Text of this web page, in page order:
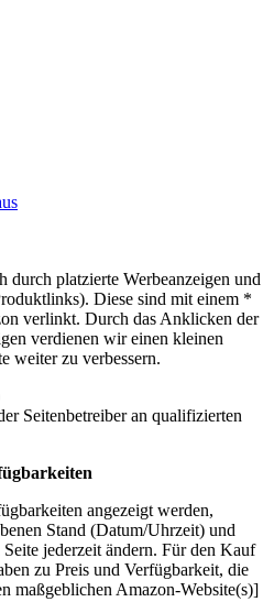
durch platzierte Werbeanzeigen und
Diese sind mit einem *
verlinkt. Durch das Anklicken der
verdienen wir einen kleinen
weiter zu verbessern.
Seitenbetreiber an qualifizierten
angezeigt werden,
Stand (Datum/Uhrzeit) und
jederzeit ändern. Für den Kauf
zu Preis und Verfügbarkeit, die
maßgeblichen Amazon-Website(s)]